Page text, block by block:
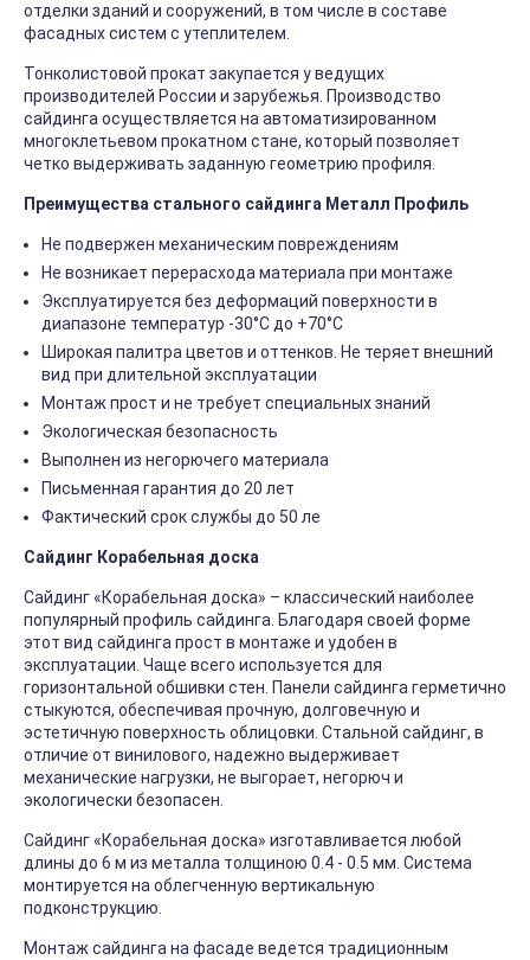
отделки зданий и сооружений, в том числе в составе
фасадных систем с утеплителем.
Тонколистовой прокат закупается у ведущих
производителей России и зарубежья. Производство
сайдинга осуществляется на автоматизированном
многоклетьевом прокатном стане, который позволяет
четко выдерживать заданную геометрию профиля.
Преимущества стального сайдинга Металл Профиль
Не подвержен механическим повреждениям
Не возникает перерасхода материала при монтаже
Эксплуатируется без деформаций поверхности в
диапазоне температур -30°C до +70°C
Широкая палитра цветов и оттенков. Не теряет внешний
вид при длительной эксплуатации
Монтаж прост и не требует специальных знаний
Экологическая безопасность
Выполнен из негорючего материала
Письменная гарантия до 20 лет
Фактический срок службы до 50 ле
Сайдинг Корабельная доска
Сайдинг «Корабельная доска» – классический наиболее
популярный профиль сайдинга. Благодаря своей форме
этот вид сайдинга прост в монтаже и удобен в
эксплуатации. Чаще всего используется для
горизонтальной обшивки стен. Панели сайдинга герметично
стыкуются, обеспечивая прочную, долговечную и
эстетичную поверхность облицовки. Стальной сайдинг, в
отличие от винилового, надежно выдерживает
механические нагрузки, не выгорает, негорюч и
экологически безопасен.
Сайдинг «Корабельная доска» изготавливается любой
длины до 6 м из металла толщиною 0.4 - 0.5 мм. Система
монтируется на облегченную вертикальную
подконструкцию.
Монтаж сайдинга на фасаде ведется традиционным